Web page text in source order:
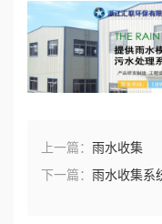
例
上一篇： 雨水收集
下一篇： 雨水收集系